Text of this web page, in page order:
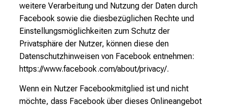
weitere Verarbeitung und Nutzung der Daten durch
Facebook sowie die diesbezüglichen Rechte und
Einstellungsmöglichkeiten zum Schutz der
Privatsphäre der Nutzer, können diese den
Datenschutzhinweisen von Facebook entnehmen:
https://www.facebook.com/about/privacy/.
Wenn ein Nutzer Facebookmitglied ist und nicht
möchte, dass Facebook über dieses Onlineangebot